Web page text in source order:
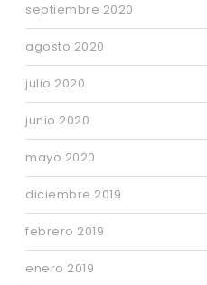
septiembre 2020
agosto 2020
julio 2020
junio 2020
mayo 2020
diciembre 2019
febrero 2019
enero 2019